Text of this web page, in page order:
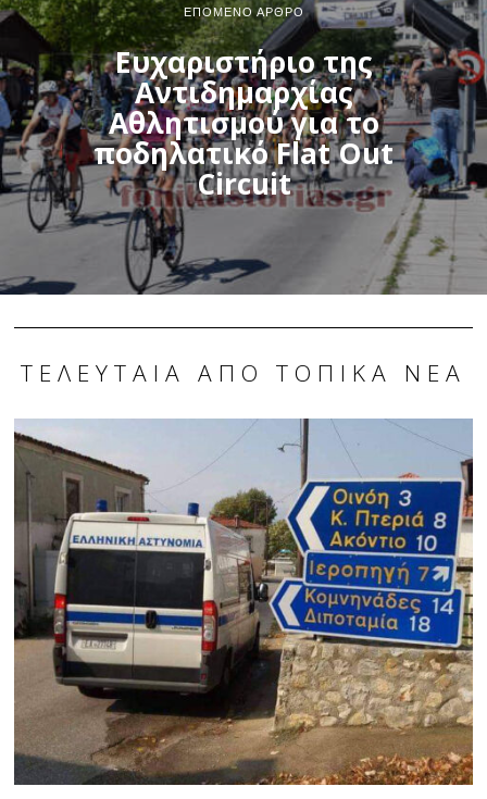
ΕΠΌΜΕΝΟ ΆΡΘΡΟ
Ευχαριστήριο της
Αντιδημαρχίας
Αθλητισμού για το
ποδηλατικό Flat Out
Circuit
ΤΕΛΕΥΤΑΊΑ ΑΠΌ ΤΟΠΙΚΆ ΝΈΑ